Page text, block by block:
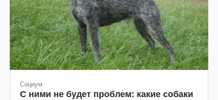
Социум
С ними не будет проблем: какие собаки